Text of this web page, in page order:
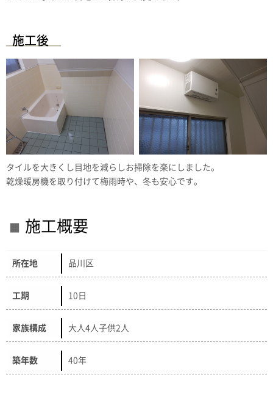
施工後
タイルを大きくし目地を減らしお掃除を楽にしました。
乾燥暖房機を取り付けて梅雨時や、冬も安心です。
施工概要
所在地 品川区
工期 10日
家族構成 大人4人子供2人
築年数 40年